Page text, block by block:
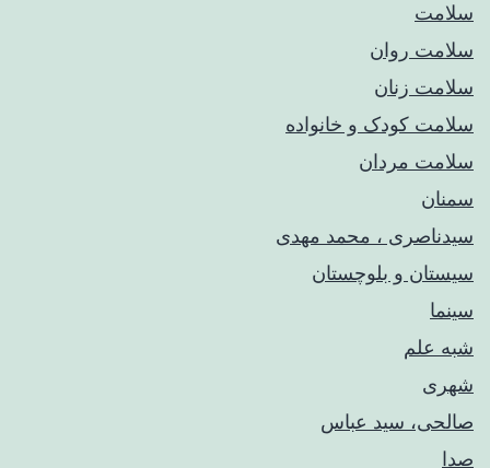
سلامت
سلامت روان
سلامت زنان
سلامت کودک‌ و خانواده
سلامت مردان
سمنان
سیدناصری ، محمد مهدی
سیستان و بلوچستان
سینما
شبه علم
شهری
صالحی، سید عباس
صدا